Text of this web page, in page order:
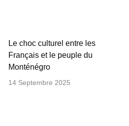
Le choc culturel entre les
Français et le peuple du
Monténégro
14 Septembre 2025